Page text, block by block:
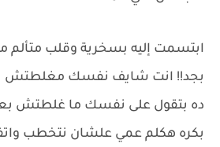
ابتسمت إليه بسخرية وقلب متألم
بجد!! انت شايف نفسك مغلطتش
ده بتقول على نفسك ما غلطتش بعد
بكره هكلم عمي علشان نتخطب